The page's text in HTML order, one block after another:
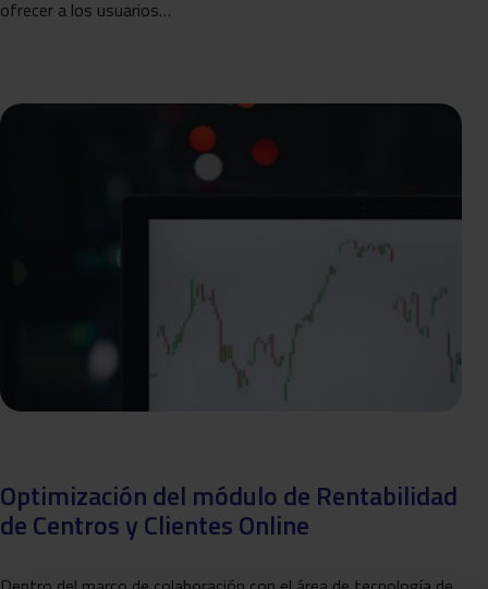
ofrecer a los usuarios…
Optimización del módulo de Rentabilidad
de Centros y Clientes Online